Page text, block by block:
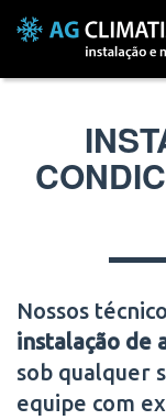
Nossos
instalação de
sob qualquer
equipe com